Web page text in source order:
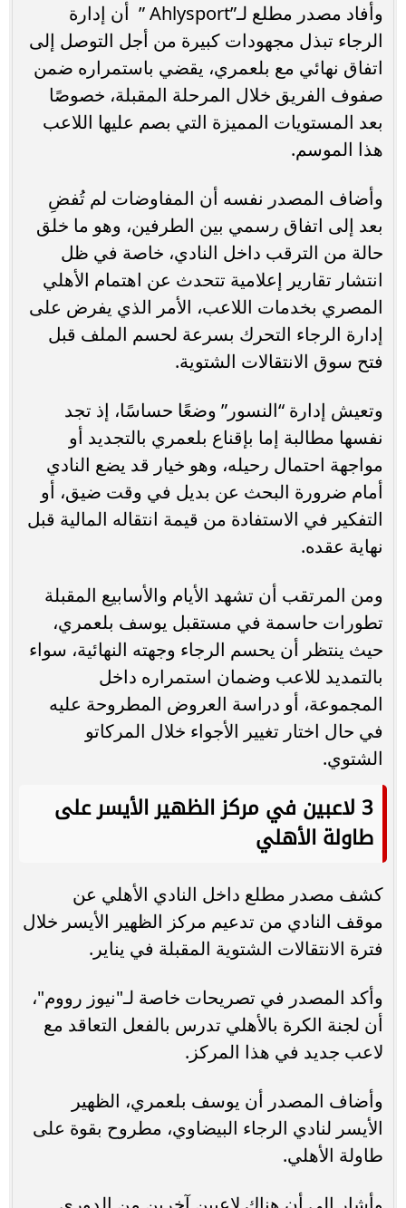
وأفاد مصدر مطلع لـ”Ahlysport ” أن إدارة
الرجاء تبذل مجهودات كبيرة من أجل التوصل إلى
اتفاق نهائي مع بلعمري، يقضي باستمراره ضمن
صفوف الفريق خلال المرحلة المقبلة، خصوصًا
بعد المستويات المميزة التي بصم عليها اللاعب
هذا الموسم.
وأضاف المصدر نفسه أن المفاوضات لم تُفضِ
بعد إلى اتفاق رسمي بين الطرفين، وهو ما خلق
حالة من الترقب داخل النادي، خاصة في ظل
انتشار تقارير إعلامية تتحدث عن اهتمام الأهلي
المصري بخدمات اللاعب، الأمر الذي يفرض على
إدارة الرجاء التحرك بسرعة لحسم الملف قبل
فتح سوق الانتقالات الشتوية.
وتعيش إدارة “النسور” وضعًا حساسًا، إذ تجد
نفسها مطالبة إما بإقناع بلعمري بالتجديد أو
مواجهة احتمال رحيله، وهو خيار قد يضع النادي
أمام ضرورة البحث عن بديل في وقت ضيق، أو
التفكير في الاستفادة من قيمة انتقاله المالية قبل
نهاية عقده.
ومن المرتقب أن تشهد الأيام والأسابيع المقبلة
تطورات حاسمة في مستقبل يوسف بلعمري،
حيث ينتظر أن يحسم الرجاء وجهته النهائية، سواء
بالتمديد للاعب وضمان استمراره داخل
المجموعة، أو دراسة العروض المطروحة عليه
في حال اختار تغيير الأجواء خلال المركاتو
الشتوي.
3 لاعبين في مركز الظهير الأيسر على
طاولة الأهلي
كشف مصدر مطلع داخل النادي الأهلي عن
موقف النادي من تدعيم مركز الظهير الأيسر خلال
فترة الانتقالات الشتوية المقبلة في يناير.
وأكد المصدر في تصريحات خاصة لـ"نيوز رووم"،
أن لجنة الكرة بالأهلي تدرس بالفعل التعاقد مع
لاعب جديد في هذا المركز.
وأضاف المصدر أن يوسف بلعمري، الظهير
الأيسر لنادي الرجاء البيضاوي، مطروح بقوة على
طاولة الأهلي.